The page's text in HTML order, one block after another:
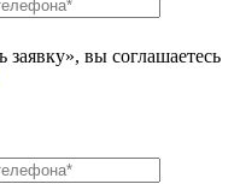
вы соглашаетесь